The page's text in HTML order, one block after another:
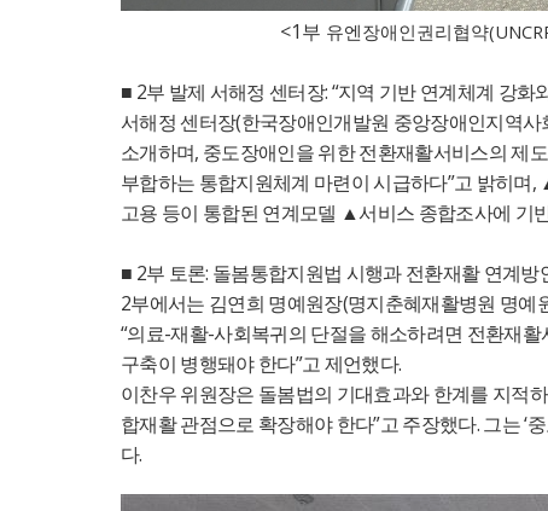
<1 부 유엔장애인권리협약
■ 2부 발제 서해정 센터장: “지역 기반 연계체계 강화
서해정 센터장(한국장애인개발원 중앙장애인지역사
소개하며, 중도장애인을 위한 전환재활서비스의 제
부합하는 통합지원체계 마련이 시급하다”고 밝히며 ,
고용 등이 통합된 연계모델 ▲서비스 종합조사에 기
■ 2부 토론: 돌봄통합지원법 시행과 전환재활 연계방
2부에서는 김연희 명예원장(명지춘혜재활병원 명예
“의료-재활-사회복귀의 단절을 해소하려면 전환재
구축이 병행돼야 한다”고 제언했다.
이찬우 위원장은 돌봄법의 기대효과와 한계를 지적
합재활 관점으로 확장해야 한다”고 주장했다. 그는‘
다.